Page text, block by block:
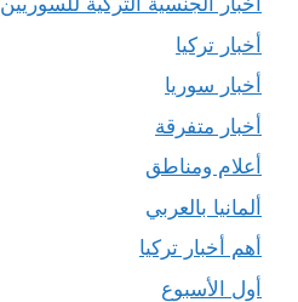
أخبار تركيا
أخبار سوريا
أخبار متفرقة
أعلام ومناطق
ألمانيا بالعربي
أهم أخبار تركيا
أول الأسبوع